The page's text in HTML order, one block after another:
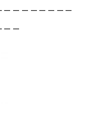
– – – – – – –
– –